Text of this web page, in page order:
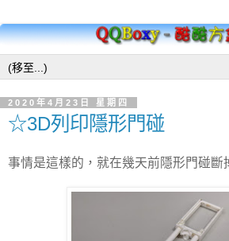
2020年4月23日 星期四
☆3D列印隱形門碰
事情是這樣的，就在幾天前隱形門碰斷